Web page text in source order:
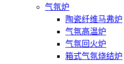
气氛炉
陶瓷纤维马弗炉
气氛高温炉
气氛回火炉
箱式气氛烧结炉